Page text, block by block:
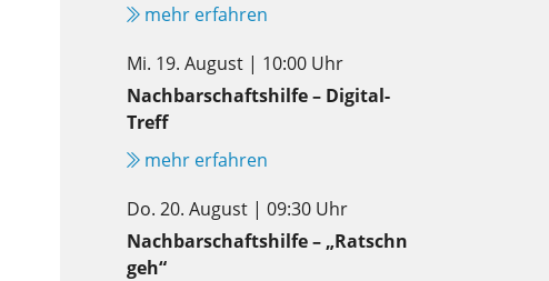
mehr erfahren
Mi. 19. August | 10:00 Uhr
Nachbarschaftshilfe – Digital-
Treff
mehr erfahren
Do. 20. August | 09:30 Uhr
Nachbarschaftshilfe – „Ratschn
geh“